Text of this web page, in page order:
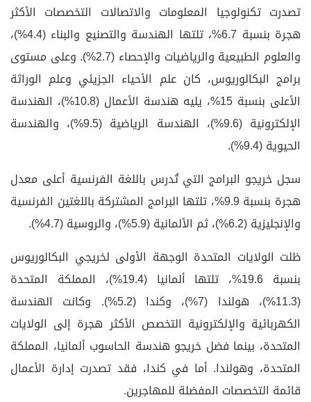
تصدرت تكنولوجيا المعلومات والاتصالات التخصصات الأكثر
هجرة بنسبة 6.7%، تلتها الهندسة والتصنيع والبناء (4.4%)،
والعلوم الطبيعية والرياضيات والإحصاء (2.7%). وعلى مستوى
برامج البكالوريوس، كان علم الأحياء الجزيئي وعلم الوراثة
الأعلى بنسبة 15%، يليه هندسة الأعمال (10.8%)، الهندسة
الإلكترونية (9.6%)، الهندسة الرياضية (9.5%)، والهندسة
الحيوية (9.4%).
سجل خريجو البرامج التي تُدرس باللغة الفرنسية أعلى معدل
هجرة بنسبة 9.9%، تلتها البرامج المشتركة باللغتين الفرنسية
والإنجليزية (6.2%)، ثم الألمانية (5.9%)، والروسية (4.7%).
ظلت الولايات المتحدة الوجهة الأولى لخريجي البكالوريوس
بنسبة 19.6%، تلتها ألمانيا (19.4%)، المملكة المتحدة
(11.3%)، هولندا (7%)، وكندا (5.2%). وكانت الهندسة
الكهربائية والإلكترونية التخصص الأكثر هجرة إلى الولايات
المتحدة، بينما فضل خريجو هندسة الحاسوب ألمانيا، المملكة
المتحدة، وهولندا. أما في كندا، فقد تصدرت إدارة الأعمال
قائمة التخصصات المفضلة للمهاجرين.